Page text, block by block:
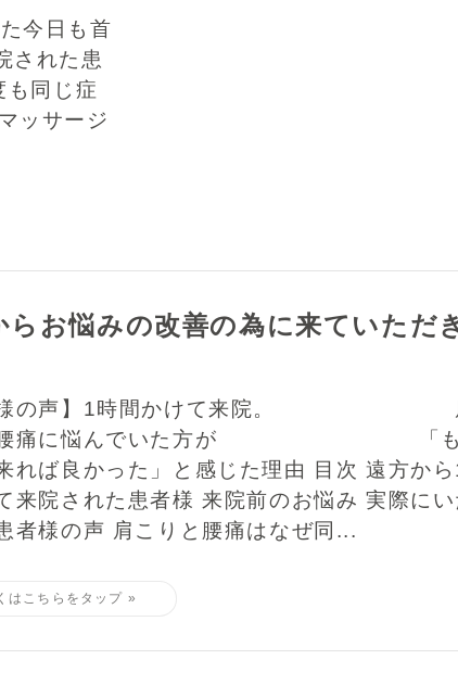
今日も首
された患
同じ症
ッサージ
らお悩みの改善の為に来ていただ
様の声】1時間かけて来院。
腰痛に悩んでいた方が 「も
れば良かった」と感じた理由 目次 遠方か
来院された患者様 来院前のお悩み 実際にい
者様の声 肩こりと腰痛はなぜ同...